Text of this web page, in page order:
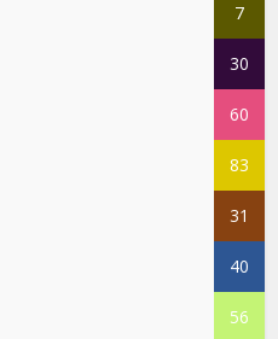
7
30
60
83
31
40
56